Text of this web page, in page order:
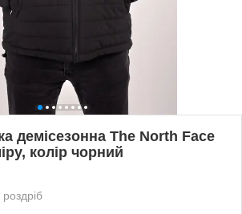
демісезонна The North Face
колір чорний
роздріб